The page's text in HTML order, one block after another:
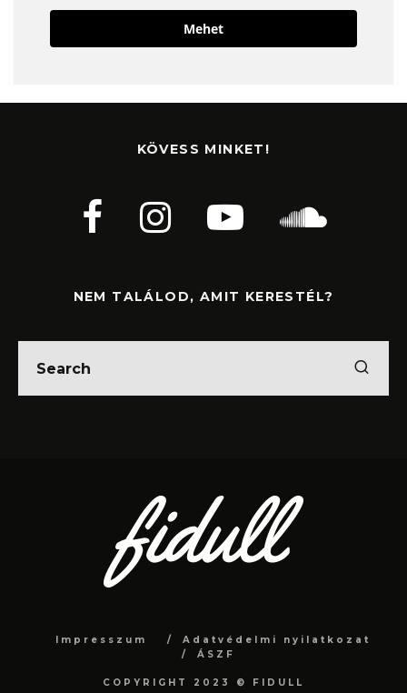
Mehet
KÖVESS MINKET!
NEM TALÁLOD, AMIT KERESTÉL?
Impresszum
Adatvédelmi nyilatkozat
ÁSZF
COPYRIGHT 2023 © FIDULL